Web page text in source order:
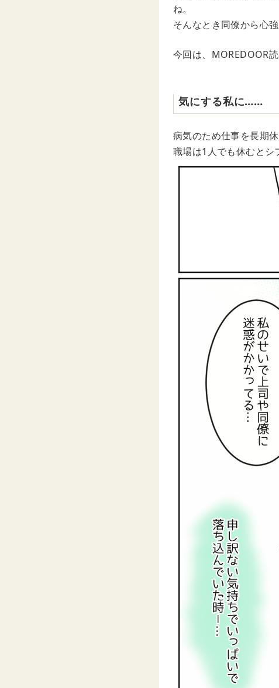
ね。
そんなとき同僚から心
今回は、MOREDOOR
気にする私に……
病気のため仕事を長期
職場は1人でも休むと